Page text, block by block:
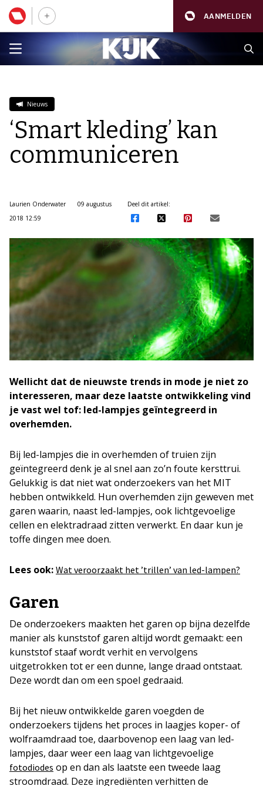
AANMELDEN
Nieuws
‘Smart kleding’ kan
communiceren
Laurien Onderwater
09 augustus
2018 12:59
Deel dit artikel:
Wellicht dat de nieuwste trends in mode je niet zo
interesseren, maar deze laatste ontwikkeling vind
je vast wel tof: led-lampjes geïntegreerd in
overhemden.
Bij led-lampjes die in overhemden of truien zijn
geïntegreerd denk je al snel aan zo’n foute kersttrui.
Gelukkig is dat niet wat onderzoekers van het MIT
hebben ontwikkeld. Hun overhemden zijn geweven met
garen waarin, naast led-lampjes, ook lichtgevoelige
cellen en elektradraad zitten verwerkt. En daar kun je
toffe dingen mee doen.
Lees ook: Wat veroorzaakt het ’trillen’ van led-lampen?
Garen
De onderzoekers maakten het garen op bijna dezelfde
manier als kunststof garen altijd wordt gemaakt: een
kunststof staaf wordt verhit en vervolgens
uitgetrokken tot er een dunne, lange draad ontstaat.
Deze wordt dan om een spoel gedraaid.
Bij het nieuw ontwikkelde garen voegden de
onderzoekers tijdens het proces in laagjes koper- of
wolfraamdraad toe, daarbovenop een laag van led-
lampjes, daar weer een laag van lichtgevoelige
fotodiodes op en dan als laatste een tweede laag
stroomdraad. Deze ingrediënten verhitten de